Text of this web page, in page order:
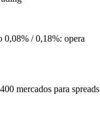
0,08% / 0,18%: opera
mercados para spreads